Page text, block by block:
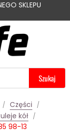
SKLEPU
Szukaj
Części
kół
98-13